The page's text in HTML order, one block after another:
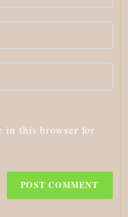
in this browser for